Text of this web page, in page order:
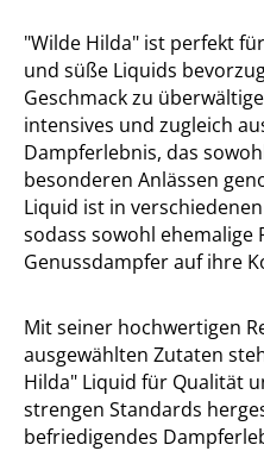
"Wilde Hilda" ist perfekt
und süße Liquids
Geschmack zu
intensives und zugleich
Dampferlebnis, das
besonderen Anlässen
Liquid ist in
sodass sowohl ehemalige
Genussdampfer auf ihre
Mit seiner hochwertigen
ausgewählten Zutaten
Hilda" Liquid für Qualität
strengen Standards
befriedigendes